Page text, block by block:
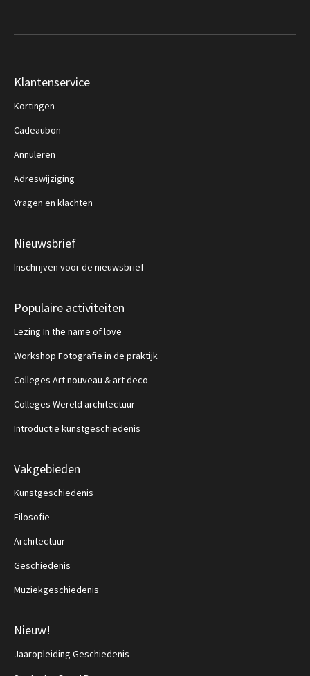
Klantenservice
Kortingen
Cadeaubon
Annuleren
Adreswijziging
Vragen en klachten
Nieuwsbrief
Inschrijven voor de nieuwsbrief
Populaire activiteiten
Lezing In the name of love
Workshop Fotografie in de praktijk
Colleges Art nouveau & art deco
Colleges Wereld architectuur
Introductie kunstgeschiedenis
Vakgebieden
Kunstgeschiedenis
Filosofie
Architectuur
Geschiedenis
Muziekgeschiedenis
Nieuw!
Jaaropleiding Geschiedenis